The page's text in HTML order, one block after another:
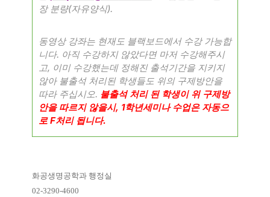
장 분량(자유양식).
동영상 강좌는 현재도 블랙보드에서 수강 가능합
니다. 아직 수강하지 않았다면 마저 수강해주시
고, 이미 수강했는데 정해진 출석기간을 지키지
않아 불출석 처리된 학생들도 위의 구제방안을
따라 주십시오. 불출석 처리 된 학생이 위 구제방
안을 따르지 않을시, 1학년세미나 수업은 자동으
로F처리 됩니다.
화공생명공학과 행정실
02-3290-4600